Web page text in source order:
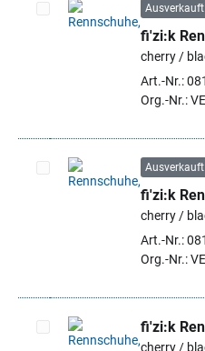
Artikel auswählen
Ausverkauft
fi'zi:k
cherry /
Art.-Nr.:
Org.-Nr.:
Artikel auswählen
Ausverkauft
fi'zi:k
cherry /
Art.-Nr.:
Org.-Nr.:
fi'zi:k
cherry /